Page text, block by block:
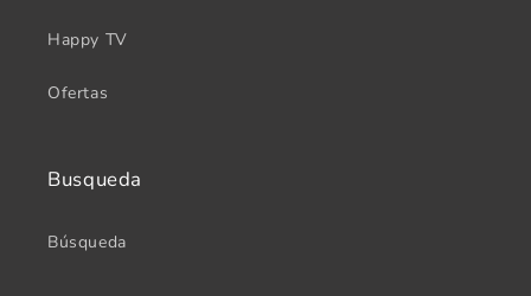
Happy TV
Ofertas
Busqueda
Búsqueda